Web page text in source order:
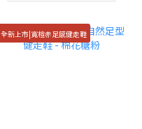
全新上市|寬楦赤足感健走鞋